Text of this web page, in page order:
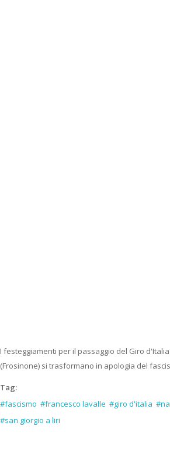
I festeggiamenti per il passaggio del Giro
(Frosinone) si trasformano in apologia del
Tag:
#fascismo #francesco lavalle #giro d'italia
#san giorgio a liri